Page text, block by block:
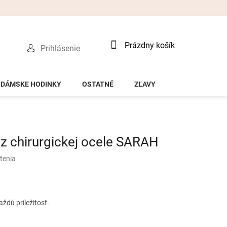
Prihlásenie
Nákupný
Prázdny košík
DÁMSKE HODINKY OSTATNÉ ZĽAVY
chirurgickej ocele SARAH
príležitosť.